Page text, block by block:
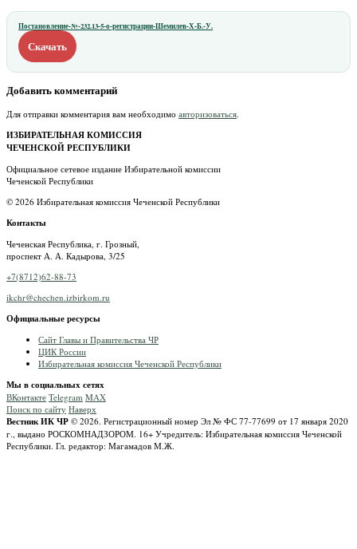
Постановление-№-232.13-5-о-регистрации-Шемилев-Х-Б.-У.
Скачать
Добавить комментарий
Для отправки комментария вам необходимо авторизоваться.
ИЗБИРАТЕЛЬНАЯ КОМИССИЯ
ЧЕЧЕНСКОЙ РЕСПУБЛИКИ
Официальное сетевое издание Избирательной комиссии
Чеченской Республики
© 2026 Избирательная комиссия Чеченской Республики
Контакты
Чеченская Республика, г. Грозный,
проспект А. А. Кадырова, 3/25
+7(8712)62-88-73
ikchr@chechen.izbirkom.ru
Официальные ресурсы
Сайт Главы и Правительства ЧР
ЦИК России
Избирательная комиссия Чеченской Республики
Мы в социальных сетях
ВКонтакте Telegram MAX
Поиск по сайту Наверх
Вестник ИК ЧР © 2026. Регистрационный номер Эл № ФС 77-77699 от 17 января 2020
г., выдано РОСКОМНАДЗОРОМ. 16+ Учредитель: Избирательная комиссия Чеченской
Республики. Гл. редактор: Магамадов М.Ж.